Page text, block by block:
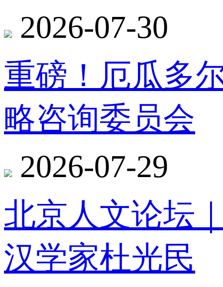
2026-07-30
重磅！厄瓜多
略咨询委员会
2026-07-29
北京人文论坛
汉学家杜光民